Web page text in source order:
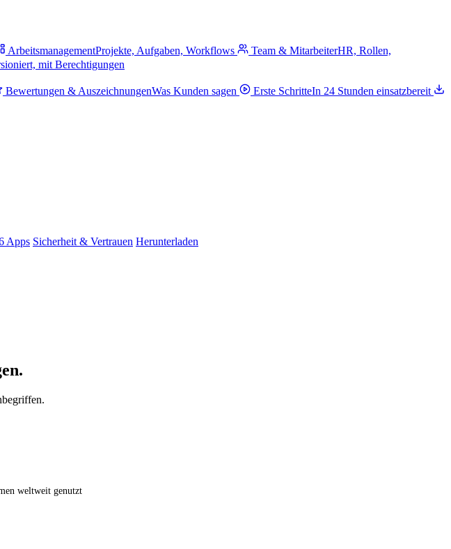
ArbeitsmanagementProjekte, Aufgaben, Workflows Team & MitarbeiterHR, Rollen,
mit Berechtigungen
Bewertungen & AuszeichnungenWas Kunden sagen Erste SchritteIn 24 Stunden einsatzbereit
Apps Sicherheit & Vertrauen Herunterladen
weltweit genutzt